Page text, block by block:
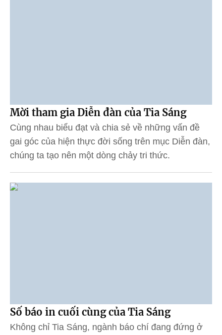
Mời tham gia Diễn đàn của Tia Sáng
Cùng nhau biểu đạt và chia sẻ về những vấn đề
gai góc của hiện thực đời sống trên mục Diễn đàn,
chúng ta tạo nên một dòng chảy tri thức.
Số báo in cuối cùng của Tia Sáng
Không chỉ Tia Sáng, ngành báo chí đang đứng ở